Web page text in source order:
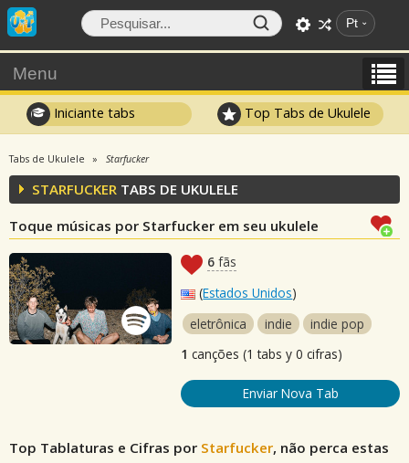
Pt
Menu
Iniciante tabs Top Tabs de Ukulele
Tabs de Ukulele Starfucker
STARFUCKER TABS DE UKULELE
Toque músicas por Starfucker em seu ukulele
6 fãs
(Estados Unidos)
eletrônica
indie
indie pop
1 canções (1 tabs y 0 cifras)
Enviar Nova Tab
Top Tablaturas e Cifras por Starfucker, não perca estas